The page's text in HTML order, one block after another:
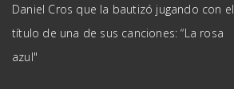
Daniel Cros que la bautizó jugando con el
título de una de sus canciones: “La rosa
azul"